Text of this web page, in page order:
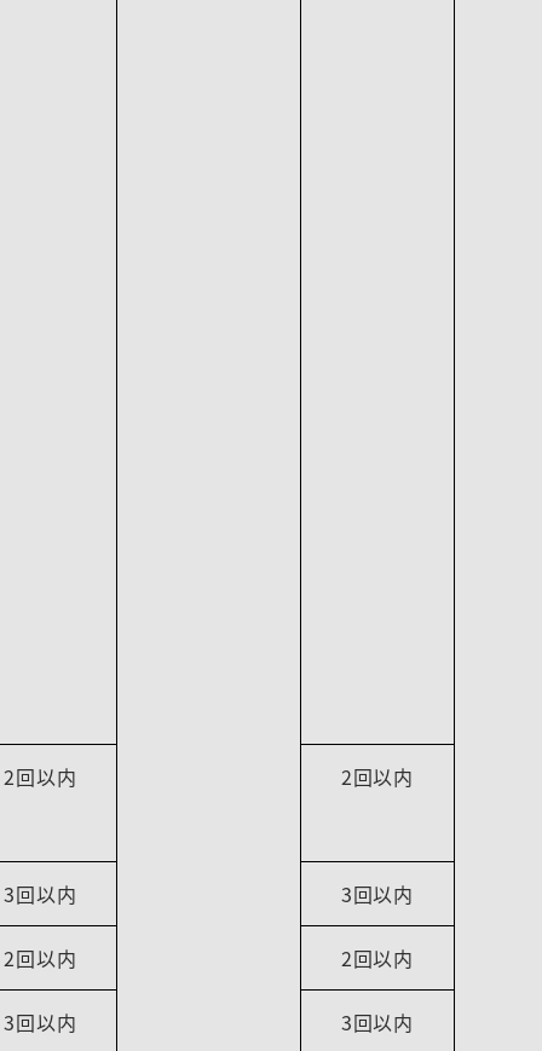
2回以内 2回以内
3回以内 3回以内
2回以内 2回以内
3回以内 3回以内